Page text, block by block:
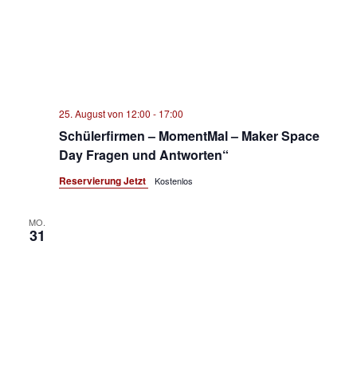
Schülerfirmen – MomentMal – Maker Space
Day Fragen und Antworten“
25. August von 12:00 - 17:00
Reservierung Jetzt Kostenlos
MO.
31